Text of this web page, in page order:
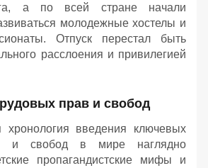
а по всей стране начали
молодежные хостелы и
Отпуск перестал быть
расслоения и привилегией
прав и свобод
хронология введения ключевых
и свобод в мире наглядно
пропагандистские мифы и